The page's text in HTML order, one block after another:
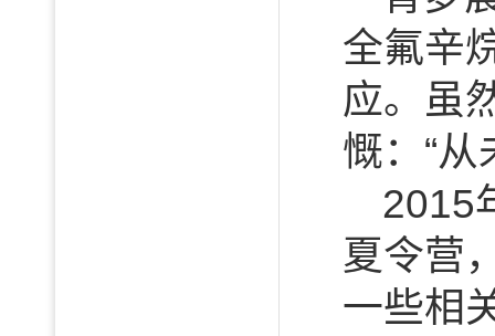
全氟辛
应。虽
慨：“
2015
夏令营
一些相